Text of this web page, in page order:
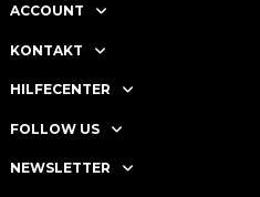
ACCOUNT
KONTAKT
HILFECENTER
FOLLOW US
NEWSLETTER